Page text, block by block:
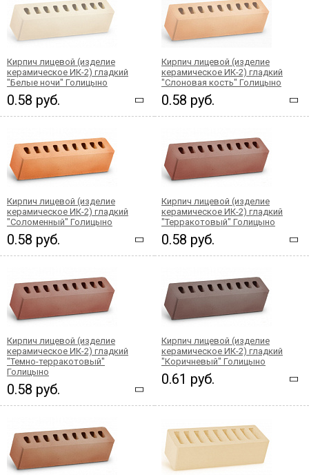
Кирпич лицевой (изделие
керамическое ИК-2) гладкий
"Белые ночи" Голицыно
0.58 руб.
Кирпич лицевой (изделие
керамическое ИК-2) гладкий
"Слоновая кость" Голицыно
0.58 руб.
Кирпич лицевой (изделие
керамическое ИК-2) гладкий
"Соломенный" Голицыно
0.58 руб.
Кирпич лицевой (изделие
керамическое ИК-2) гладкий
"Терракотовый" Голицыно
0.58 руб.
Кирпич лицевой (изделие
керамическое ИК-2) гладкий
"Темно-терракотовый"
Голицыно
0.58 руб.
Кирпич лицевой (изделие
керамическое ИК-2) гладкий
"Коричневый" Голицыно
0.61 руб.